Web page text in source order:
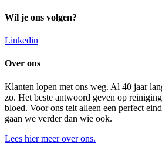
Wil je ons volgen?
Linkedin
Over ons
Klanten lopen met ons weg. Al 40 jaar
zo. Het beste antwoord geven op
bloed. Voor ons telt alleen een perfect
gaan we verder dan wie ook.
Lees hier meer over ons.